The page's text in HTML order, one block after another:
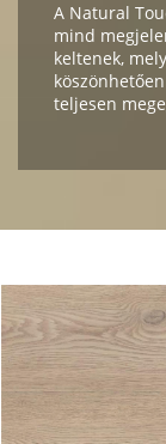
A Natural
mind
keltenek,
teljesen